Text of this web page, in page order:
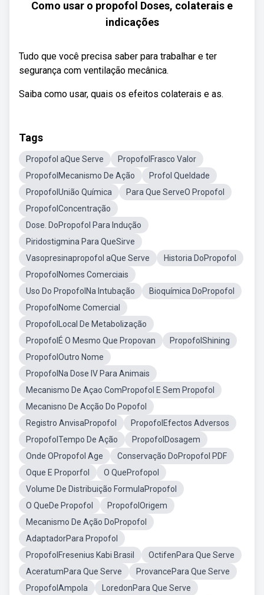
Como usar o propofol Doses, colaterais e
indicações
Tudo que você precisa saber para trabalhar e ter
segurança com ventilação mecânica.
Saiba como usar, quais os efeitos colaterais e as.
Tags
Propofol aQue Serve
PropofolFrasco Valor
PropofolMecanismo De Ação
Profol QueIdade
PropofolUnião Química
Para Que ServeO Propofol
PropofolConcentração
Dose. DoPropofol Para Indução
Piridostigmina Para QueSirve
Vasopresinapropofol aQue Serve
Historia DoPropofol
PropofolNomes Comerciais
Uso Do PropofolNa Intubação
Bioquímica DoPropofol
PropofolNome Comercial
PropofolLocal De Metabolização
PropofolÉ O Mesmo Que Propovan
PropofolShining
PropofolOutro Nome
PropofolNa Dose IV Para Animais
Mecanismo De Açao ComPropofol E Sem Propofol
Mecanisno De Acção Do Popofol
Registro AnvisaPropofol
PropofolEfectos Adversos
PropofolTempo De Ação
PropofolDosagem
Onde OPropofol Age
Conservação DoPropofol PDF
Oque E Proporfol
O QueProfopol
Volume De Distribuição FormulaPropofol
O QueDe Propofol
PropofolOrigem
Mecanismo De Ação DoPropofol
AdaptadorPara Propofol
PropofolFresenius Kabi Brasil
OctifenPara Que Serve
AceratumPara Que Serve
ProvancePara Que Serve
PropofolAmpola
LoredonPara Que Serve